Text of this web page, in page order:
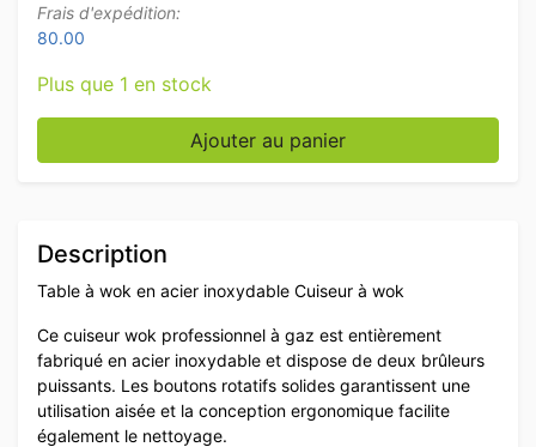
Frais d'expédition:
80.00
Plus que 1 en stock
quantité de Table wok en acier inoxydable wok
Ajouter au panier
Description
Table à wok en acier inoxydable Cuiseur à wok
Ce cuiseur wok professionnel à gaz est entièrement
fabriqué en acier inoxydable et dispose de deux brûleurs
puissants. Les boutons rotatifs solides garantissent une
utilisation aisée et la conception ergonomique facilite
également le nettoyage.